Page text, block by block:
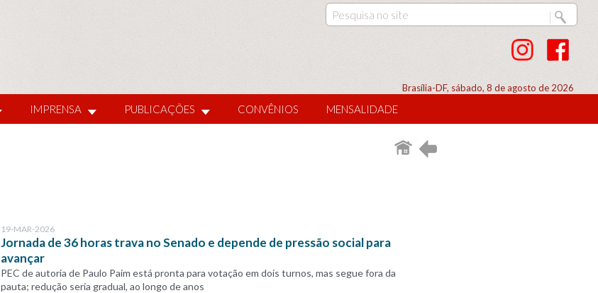
Brasília-DF, sábado, 8 de agosto de 2026
IMPRENSA PUBLICAÇÕES CONVÊNIOS MENSALIDADE
19-MAR-2026
Jornada de 36 horas trava no Senado e depende de pressão social para
avançar
PEC de autoria de Paulo Paim está pronta para votação em dois turnos, mas segue fora da
pauta; redução seria gradual, ao longo de anos